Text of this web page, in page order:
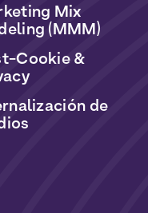
Mix
(MMM)
Cookie &
de